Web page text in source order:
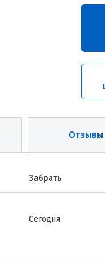
Отзывы
Забрать
Сегодня